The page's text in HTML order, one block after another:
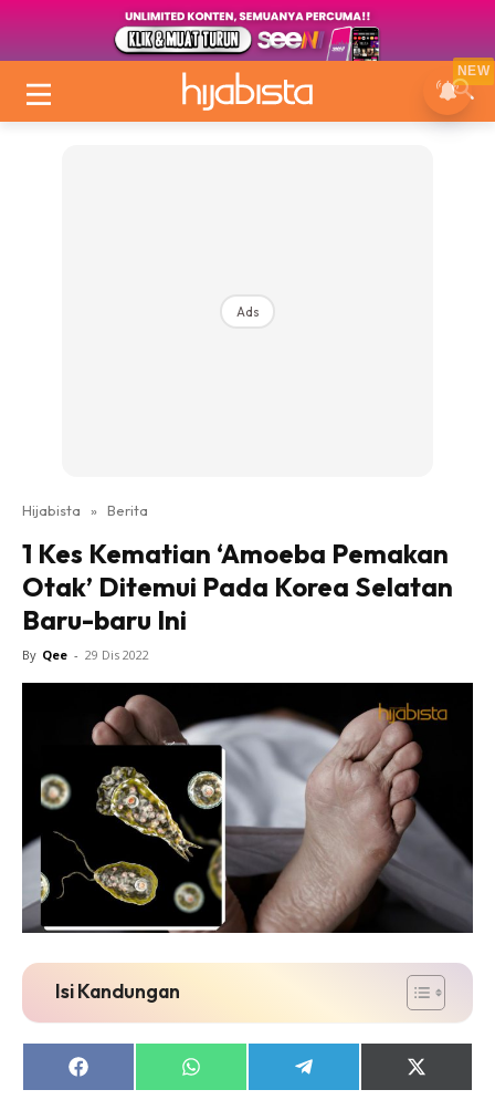
Ads
Hijabista » Berita
1 Kes Kematian ‘Amoeba Pemakan
Otak’ Ditemui Pada Korea Selatan
Baru-baru Ini
By Qee - 29 Dis 2022
Isi Kandungan
Share
on
Share
on
Share
on
Share
on
NEW